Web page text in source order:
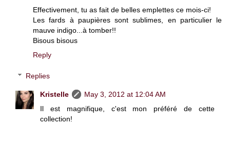
Effectivement, tu as fait de belles emplettes ce mois-ci!
Les fards à paupières sont sublimes, en particulier le
mauve indigo...à tomber!!
Bisous bisous
Reply
Replies
Kristelle
May 3, 2012 at 12:04 AM
Il est magnifique, c'est mon préféré de cette
collection!